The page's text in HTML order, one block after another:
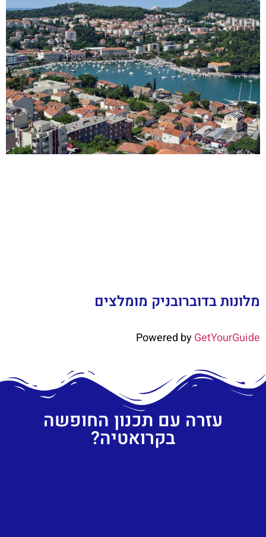
מלונות בדוברובניק מומלצים
Powered byGetYourGuide
עזרה עם תכנון החופשה
בקרואטיה?